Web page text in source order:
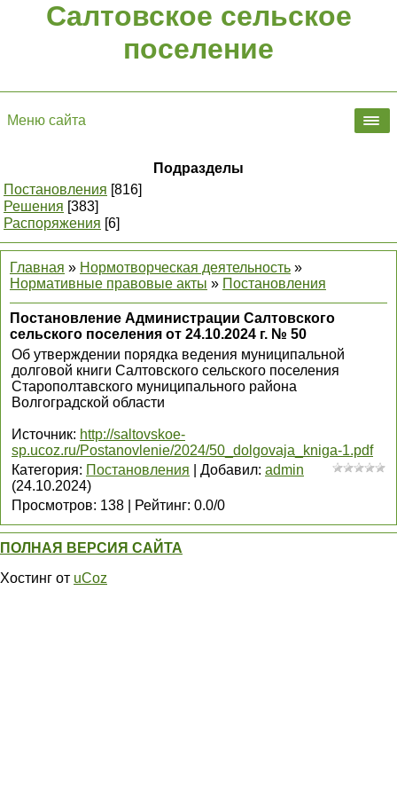
Салтовское сельское
поселение
Меню сайта
Подразделы
Постановления [816]
Решения [383]
Распоряжения [6]
Главная » Нормотворческая деятельность »
Нормативные правовые акты » Постановления
Постановление Администрации Салтовского
сельского поселения от 24.10.2024 г. № 50
Об утверждении порядка ведения муниципальной
долговой книги Салтовского сельского поселения
Старополтавского муниципального района
Волгоградской области
Источник: http://saltovskoe-
sp.ucoz.ru/Postanovlenie/2024/50_dolgovaja_kniga-1.pdf
Категория: Постановления Добавил: admin
(24.10.2024)
Просмотров: 138 Рейтинг: 0.0/0
ПОЛНАЯ ВЕРСИЯ САЙТА
Хостинг от uCoz